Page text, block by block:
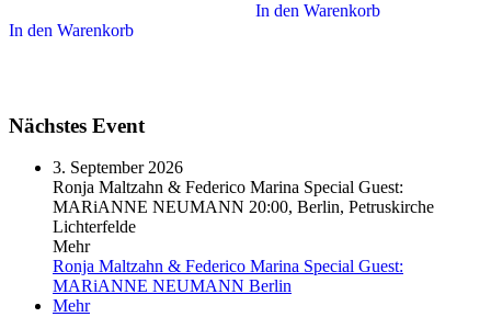
In den Warenkorb
In den Warenkorb
Nächstes Event
3. September 2026
Ronja Maltzahn & Federico Marina Special Guest:
MARiANNE NEUMANN 20:00, Berlin, Petruskirche
Lichterfelde
Mehr
Ronja Maltzahn & Federico Marina Special Guest:
MARiANNE NEUMANN Berlin
Mehr